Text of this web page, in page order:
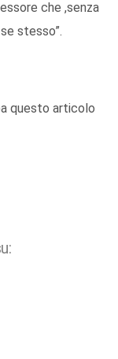
che ,senza
stesso”.
questo articolo